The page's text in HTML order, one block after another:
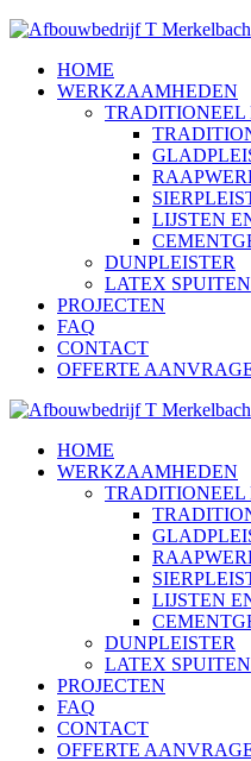
HOME
WERKZAAMHEDEN
TRADITIONEEL
LIJSTEN
DUNPLEISTER
LATEX SPUITEN
PROJECTEN
FAQ
CONTACT
OFFERTE
HOME
WERKZAAMHEDEN
TRADITIONEEL
LIJSTEN
DUNPLEISTER
LATEX SPUITEN
PROJECTEN
FAQ
CONTACT
OFFERTE